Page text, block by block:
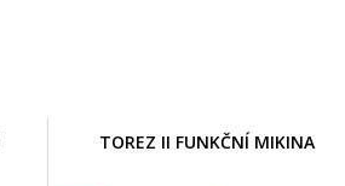
TOREZ II FUNKČNÍ MIKINA